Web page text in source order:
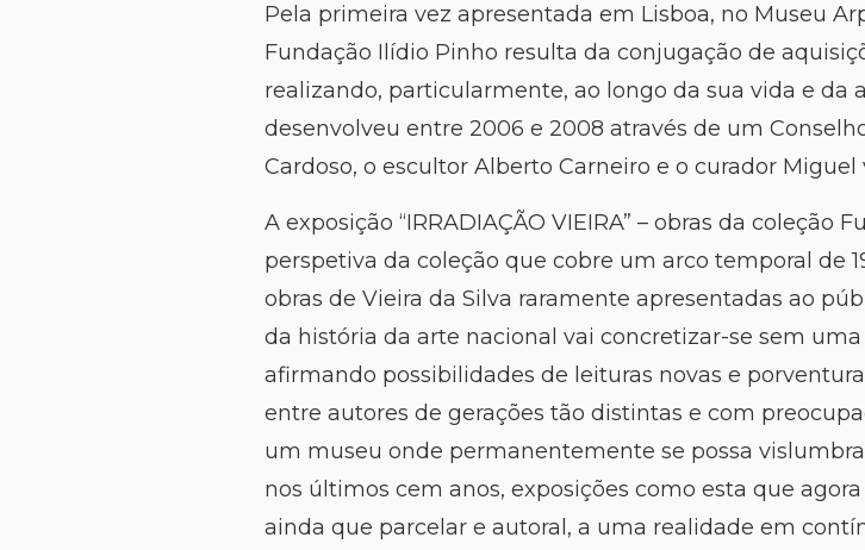
Pela primeira vez apresentada em Lisboa, no Museu
Fundação Ilídio Pinho resulta da conjugação de
realizando, particularmente, ao longo da sua vida e da
desenvolveu entre 2006 e 2008 através de um
Cardoso, o escultor Alberto Carneiro e o curador Miguel
A exposição “IRRADIAÇÃO VIEIRA” – obras da
perspetiva da coleção que cobre um arco temporal de
obras de Vieira da Silva raramente apresentadas ao
da história da arte nacional vai concretizar-se sem
afirmando possibilidades de leituras novas e
entre autores de gerações tão distintas e com
um museu onde permanentemente se possa
nos últimos cem anos, exposições como esta que
ainda que parcelar e autoral, a uma realidade em